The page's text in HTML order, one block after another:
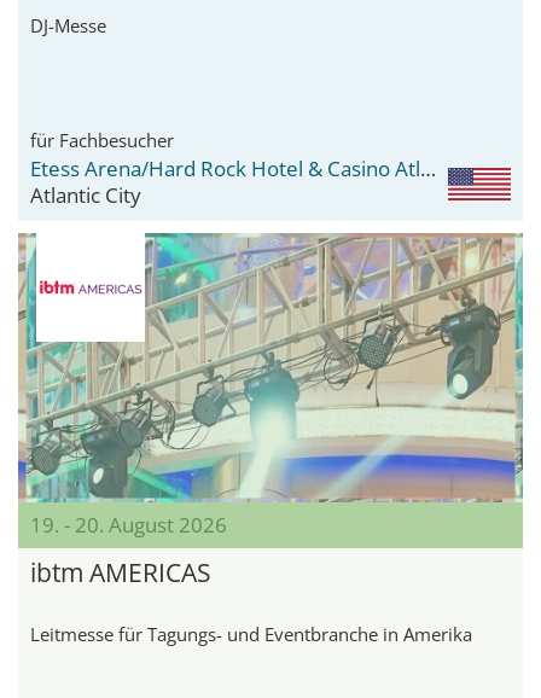
DJ-Messe
für Fachbesucher
Etess Arena/Hard Rock Hotel & Casino Atlantic City
Atlantic City
19. - 20. August 2026
ibtm AMERICAS
Leitmesse für Tagungs- und Eventbranche in Amerika